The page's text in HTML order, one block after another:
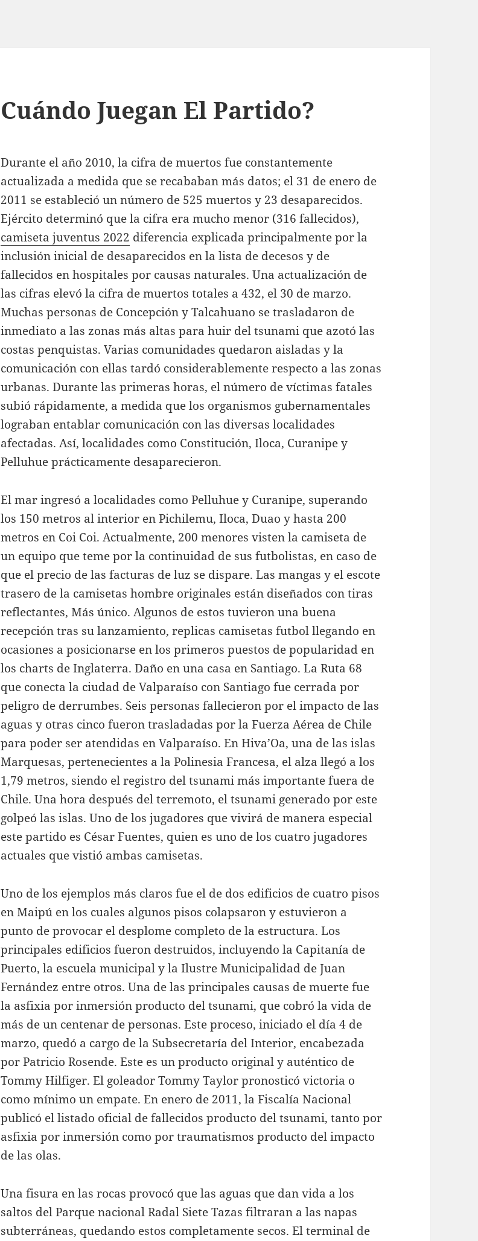
Cuándo Juegan El Partido?
Durante el año 2010, la cifra de muertos fue constantemente
actualizada a medida que se recababan más datos; el 31 de enero de
2011 se estableció un número de 525 muertos y 23 desaparecidos.
Ejército determinó que la cifra era mucho menor (316 fallecidos),
camiseta juventus 2022 diferencia explicada principalmente por la
inclusión inicial de desaparecidos en la lista de decesos y de
fallecidos en hospitales por causas naturales. Una actualización de
las cifras elevó la cifra de muertos totales a 432, el 30 de marzo.
Muchas personas de Concepción y Talcahuano se trasladaron de
inmediato a las zonas más altas para huir del tsunami que azotó las
costas penquistas. Varias comunidades quedaron aisladas y la
comunicación con ellas tardó considerablemente respecto a las zonas
urbanas. Durante las primeras horas, el número de víctimas fatales
subió rápidamente, a medida que los organismos gubernamentales
lograban entablar comunicación con las diversas localidades
afectadas. Así, localidades como Constitución, Iloca, Curanipe y
Pelluhue prácticamente desaparecieron.
El mar ingresó a localidades como Pelluhue y Curanipe, superando
los 150 metros al interior en Pichilemu, Iloca, Duao y hasta 200
metros en Coi Coi. Actualmente, 200 menores visten la camiseta de
un equipo que teme por la continuidad de sus futbolistas, en caso de
que el precio de las facturas de luz se dispare. Las mangas y el escote
trasero de la camisetas hombre originales están diseñados con tiras
reflectantes, Más único. Algunos de estos tuvieron una buena
recepción tras su lanzamiento, replicas camisetas futbol llegando en
ocasiones a posicionarse en los primeros puestos de popularidad en
los charts de Inglaterra. Daño en una casa en Santiago. La Ruta 68
que conecta la ciudad de Valparaíso con Santiago fue cerrada por
peligro de derrumbes. Seis personas fallecieron por el impacto de las
aguas y otras cinco fueron trasladadas por la Fuerza Aérea de Chile
para poder ser atendidas en Valparaíso. En Hiva’Oa, una de las islas
Marquesas, pertenecientes a la Polinesia Francesa, el alza llegó a los
1,79 metros, siendo el registro del tsunami más importante fuera de
Chile. Una hora después del terremoto, el tsunami generado por este
golpeó las islas. Uno de los jugadores que vivirá de manera especial
este partido es César Fuentes, quien es uno de los cuatro jugadores
actuales que vistió ambas camisetas.
Uno de los ejemplos más claros fue el de dos edificios de cuatro pisos
en Maipú en los cuales algunos pisos colapsaron y estuvieron a
punto de provocar el desplome completo de la estructura. Los
principales edificios fueron destruidos, incluyendo la Capitanía de
Puerto, la escuela municipal y la Ilustre Municipalidad de Juan
Fernández entre otros. Una de las principales causas de muerte fue
la asfixia por inmersión producto del tsunami, que cobró la vida de
más de un centenar de personas. Este proceso, iniciado el día 4 de
marzo, quedó a cargo de la Subsecretaría del Interior, encabezada
por Patricio Rosende. Este es un producto original y auténtico de
Tommy Hilfiger. El goleador Tommy Taylor pronosticó victoria o
como mínimo un empate. En enero de 2011, la Fiscalía Nacional
publicó el listado oficial de fallecidos producto del tsunami, tanto por
asfixia por inmersión como por traumatismos producto del impacto
de las olas.
Una fisura en las rocas provocó que las aguas que dan vida a los
saltos del Parque nacional Radal Siete Tazas filtraran a las napas
subterráneas, quedando estos completamente secos. El terminal de